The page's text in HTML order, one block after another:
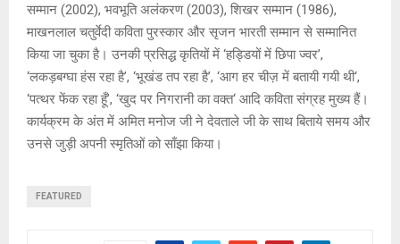
सम्मान (2002), भवभूति अलंकरण (2003), शिखर सम्मान (1986),
माखनलाल चतुर्वेदी कविता पुरस्कार और सृजन भारती सम्मान से सम्मानित
किया जा चुका है। उनकी प्रसिद्ध कृतियों में ‘हड्डियों में छिपा ज्वर’,
‘लकड़बग्घा हंस रहा है’, ‘भूखंड तप रहा है’, ‘आग हर चीज़ में बतायी गयी थी‘,
‘पत्थर फेंक रहा हूँ’, ‘खुद पर निगरानी का वक्त‘ आदि कविता संग्रह मुख्य हैं।
कार्यक्रम के अंत में अमित मनोज जी ने देवताले जी के साथ बिताये समय और
उनसे जुड़ी अपनी स्मृतिओं को साँझा किया।
FEATURED